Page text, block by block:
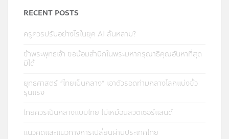
RECENT POSTS
ครูควรปรับอย่างไรในยุค AI ล้นหลาม?
ข้าพระพุทธเจ้า ขอน้อมสำนึกในพระมหากรุณาธิคุณอันหาที่สุด
มิได้
ยุทธศาสตร์ “ไทยเป็นกลาง” เอาตัวรอดท่ามกลางโลกแบ่งขั้ว
รุนแรง
ไทยควรเป็นกลางแบบไทย ไม่เหมือนสวิตเซอร์แลนด์
แนวคิดและแนวทางการเปลี่ยนผ่านประเทศไทย